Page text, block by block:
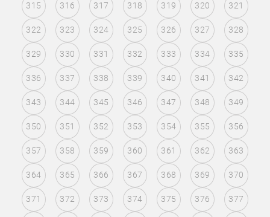
315 316 317 318 319 320 321
322 323 324 325 326 327 328
329 330 331 332 333 334 335
336 337 338 339 340 341 342
343 344 345 346 347 348 349
350 351 352 353 354 355 356
357 358 359 360 361 362 363
364 365 366 367 368 369 370
371 372 373 374 375 376 377